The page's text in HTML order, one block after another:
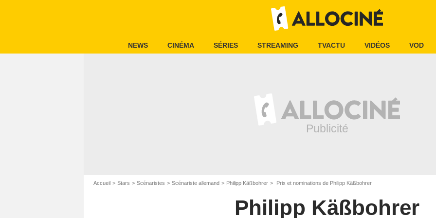
NEWS CINÉMA SÉRIES STREAMING TVACTU VIDÉOS VOD
Accueil Stars Scénaristes Scénariste allemand Philipp Käßbohrer Prix et nominations de Philipp Käßbohrer
Philipp Käßbohrer